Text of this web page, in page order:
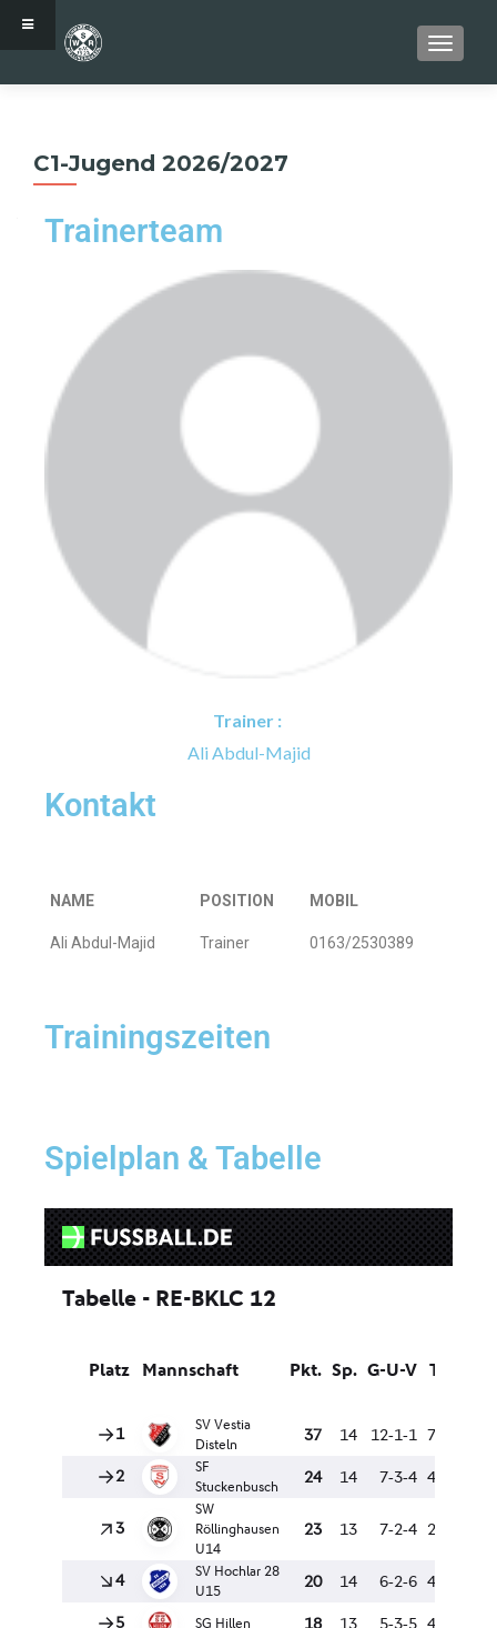
C1-Jugend 2026/2027
Trainerteam
Trainer :
Ali Abdul-Majid
Kontakt
NAME POSITION MOBIL
Ali Abdul-Majid Trainer 0163/2530389
Trainingszeiten
Spielplan & Tabelle